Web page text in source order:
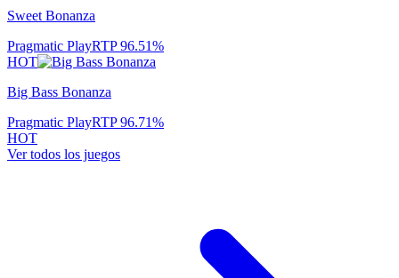
Sweet Bonanza
Pragmatic PlayRTP96.51%
HOT
Big Bass Bonanza
Pragmatic PlayRTP96.71%
HOT
Ver todos los juegos